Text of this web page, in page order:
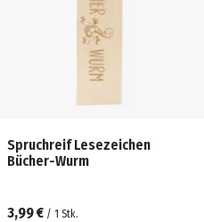
Spruchreif Lesezeichen
Bücher-Wurm
3,99 € / 1 Stk.